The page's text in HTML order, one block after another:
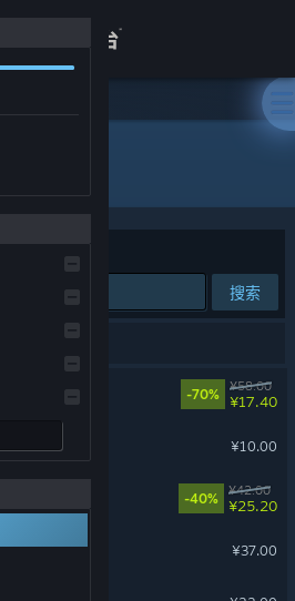
搜索
-70%
¥58.00
¥17.40
¥10.00
-40%
¥42.00
¥25.20
¥37.00